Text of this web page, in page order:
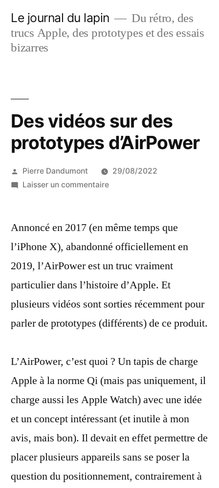
contenu
Le journal du lapin
Du rétro, des
trucs Apple, des prototypes et des essais
bizarres
Des vidéos sur des
prototypes d’AirPower
Publié
par
Pierre Dandumont
29/08/2022
Laisser un commentairesur
sur
prototypes
d’AirPower
Annoncé en 2017 (en même temps que
l’iPhone X), abandonné officiellement en
2019, l’AirPower est un truc vraiment
particulier dans l’histoire d’Apple. Et
plusieurs vidéos sont sorties récemment pour
parler de prototypes (différents) de ce produit.
L’AirPower, c’est quoi ? Un tapis de charge
Apple à la norme Qi (mais pas uniquement, il
charge aussi les Apple Watch) avec une idée
et un concept intéressant (et inutile à mon
avis, mais bon). Il devait en effet permettre de
placer plusieurs appareils sans se poser la
question du positionnement, contrairement à